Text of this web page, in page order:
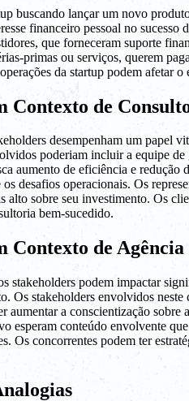
buscando lançar um novo
financeiro pessoal no
que forneceram suporte
primas ou serviços, querem
da startup podem afetar
Contexto de
desempenham um papel
poderiam incluir a equipe de
aumento de eficiência e
desafios operacionais. Os
alto sobre seu investimento. Os
bem-sucedido.
Contexto de
stakeholders podem impactar
Os stakeholders envolvidos
aumentar a conscientização
esperam conteúdo envolvente
Os concorrentes podem ter